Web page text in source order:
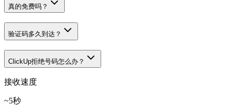
真的免费吗？
验证码多久到达？
ClickUp拒绝号码怎么办？
接收速度
~5秒